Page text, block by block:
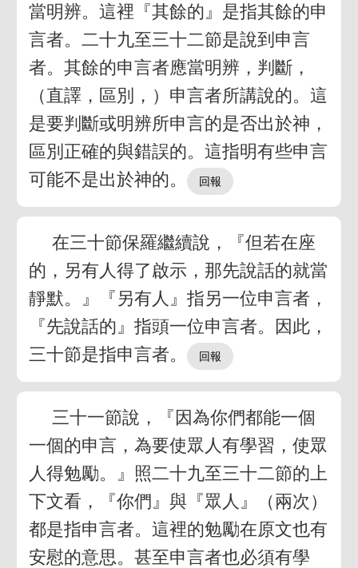
當明辨。這裡『其餘的』是指其餘的申
言者。二十九至三十二節是說到申言
者。其餘的申言者應當明辨，判斷，
（直譯，區別，）申言者所講說的。這
是要判斷或明辨所申言的是否出於神，
區別正確的與錯誤的。這指明有些申言
可能不是出於神的。
在三十節保羅繼續說，『但若在座
的，另有人得了啟示，那先說話的就當
靜默。』『另有人』指另一位申言者，
『先說話的』指頭一位申言者。因此，
三十節是指申言者。
三十一節說，『因為你們都能一個
一個的申言，為要使眾人有學習，使眾
人得勉勵。』照二十九至三十二節的上
下文看，『你們』與『眾人』（兩次）
都是指申言者。這裡的勉勵在原文也有
安慰的意思。甚至申言者也必須有學